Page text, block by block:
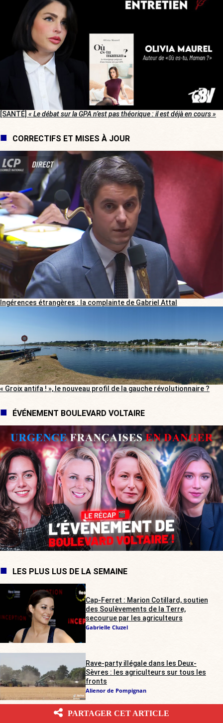
[SANTÉ] « Le débat sur la GPA n’est pas théorique : il est déjà en cours »
CORRECTIFS ET MISES À JOUR
Ingérences étrangères : la complainte de Gabriel Attal
« Groix antifa ! », le nouveau profil de la gauche révolutionnaire ?
ÉVÉNEMENT BOULEVARD VOLTAIRE
LES PLUS LUS DE LA SEMAINE
Cap-Ferret : Marion Cotillard, soutien
des Soulèvements de la Terre,
secourue par les agriculteurs
Gabrielle Cluzel
Rave-party illégale dans les Deux-
Sèvres : les agriculteurs sur tous les
fronts
Alienor de Pompignan
PARTAGER CET ARTICLE